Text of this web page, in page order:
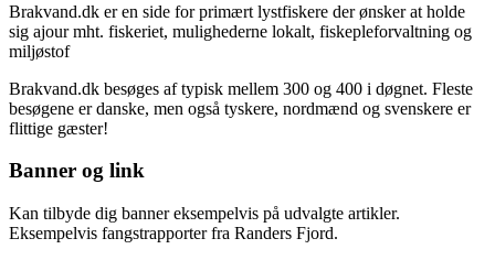
Brakvand.dk er en side for primært lystfiskere der ønsker at holde
sig ajour mht. fiskeriet, mulighederne lokalt, fiskepleforvaltning og
miljøstof
Brakvand.dk besøges af typisk mellem 300 og 400 i døgnet. Fleste
besøgene er danske, men også tyskere, nordmænd og svenskere er
flittige gæster!
Banner og link
Kan tilbyde dig banner eksempelvis på udvalgte artikler.
Eksempelvis fangstrapporter fra Randers Fjord.